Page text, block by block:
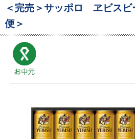
＜完売＞サッポロ ヱビスビ
便＞